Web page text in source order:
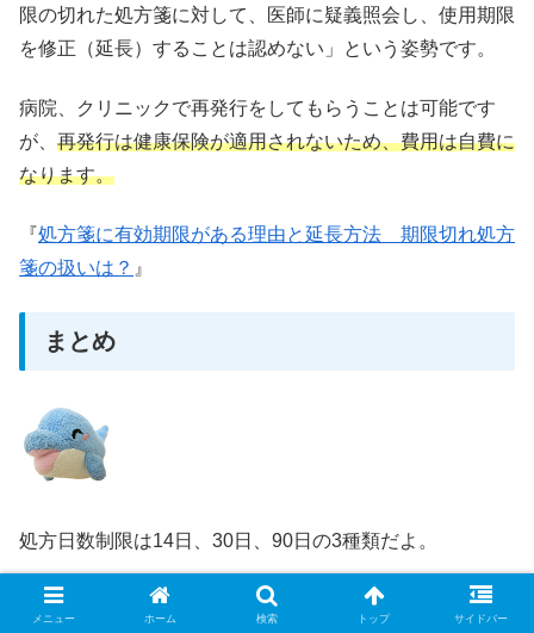
限の切れた処方箋に対して、医師に疑義照会し、使用期限
を修正（延長）することは認めない」という姿勢です。
病院、クリニックで再発行をしてもらうことは可能です
が、 再発行は健康保険が適用されないため、費用は自費に
なります。
『処方箋に有効期限がある理由と延長方法 期限切れ処方
箋の扱いは？ 』
まとめ
処方日数制限は14日、30日、90日の3種類だよ。
メニュー ホーム 検索 トップ サイドバー